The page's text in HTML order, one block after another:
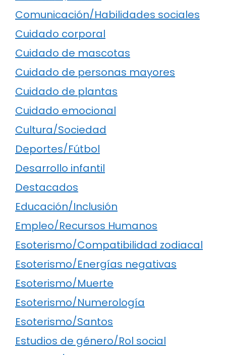
Comunicación/Habilidades sociales
Cuidado corporal
Cuidado de mascotas
Cuidado de personas mayores
Cuidado de plantas
Cuidado emocional
Cultura/Sociedad
Deportes/Fútbol
Desarrollo infantil
Destacados
Educación/Inclusión
Empleo/Recursos Humanos
Esoterismo/Compatibilidad zodiacal
Esoterismo/Energías negativas
Esoterismo/Muerte
Esoterismo/Numerología
Esoterismo/Santos
Estudios de género/Rol social